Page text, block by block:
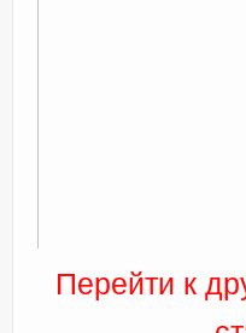
Перейти к